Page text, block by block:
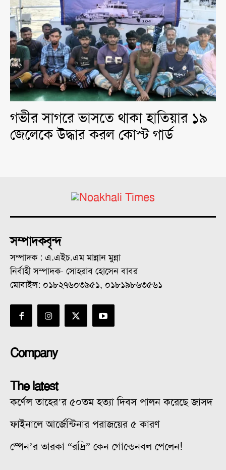
গভীর সাগরে ভাসতে থাকা হাতিয়ার ১৯
জেলেকে উদ্ধার করল কোস্ট গার্ড
সম্পাদকবৃন্দ
সম্পাদক : এ.এইচ.এম মান্নান মুন্না
নির্বাহী সম্পাদক- সোহরাব হোসেন বাবর
মোবাইল: ০১৮২৭৬০৩৯৫১, ০১৮১৯৮৬৩৫৬১
Company
The latest
কর্ণেল তাহের’র ৫০তম হত্যা দিবস পালন করেছে জাসদ
ফাইনালে আর্জেন্টিনার পরাজয়ের ৫ কারণ
স্পেন’র তারকা “রদ্রি” কেন গোল্ডেনবল পেলেন!